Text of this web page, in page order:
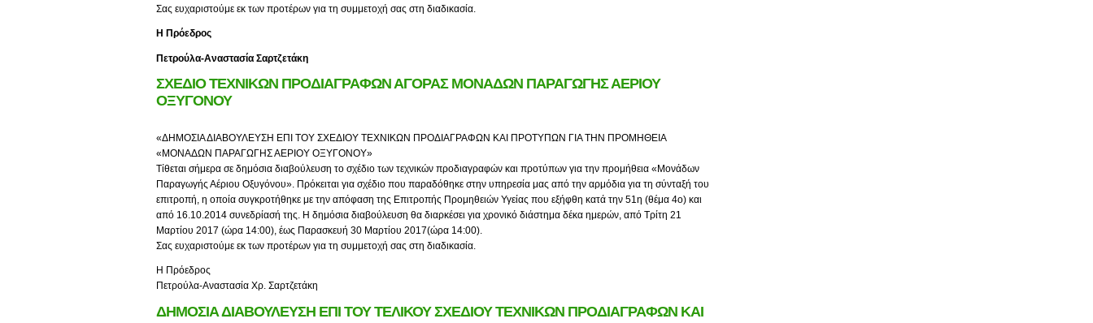
Σας ευχαριστούμε εκ των προτέρων για τη συμμετοχή σας στη διαδικασία.
Η Πρόεδρος
Πετρούλα-Αναστασία Σαρτζετάκη
ΣΧΕΔΙΟ ΤΕΧΝΙΚΩΝ ΠΡΟΔΙΑΓΡΑΦΩΝ ΑΓΟΡΑΣ ΜΟΝΑΔΩΝ ΠΑΡΑΓΩΓΗΣ ΑΕΡΙΟΥ
ΟΞΥΓΟΝΟΥ
«ΔΗΜΟΣΙΑ ΔΙΑΒΟΥΛΕΥΣΗ ΕΠΙ ΤΟΥ ΣΧΕΔΙΟΥ ΤΕΧΝΙΚΩΝ ΠΡΟΔΙΑΓΡΑΦΩΝ ΚΑΙ ΠΡΟΤΥΠΩΝ ΓΙΑ ΤΗΝ ΠΡΟΜΗΘΕΙΑ
«ΜΟΝΑΔΩΝ ΠΑΡΑΓΩΓΗΣ ΑΕΡΙΟΥ ΟΞΥΓΟΝΟΥ»
Τίθεται σήμερα σε δημόσια διαβούλευση το σχέδιο των τεχνικών προδιαγραφών και προτύπων για την προμήθεια «Μονάδων
Παραγωγής Αέριου Οξυγόνου». Πρόκειται για σχέδιο που παραδόθηκε στην υπηρεσία μας από την αρμόδια για τη σύνταξή του
επιτροπή, η οποία συγκροτήθηκε με την απόφαση της Επιτροπής Προμηθειών Υγείας που εξήφθη κατά την 51η (θέμα 4ο) και
από 16.10.2014 συνεδρίασή της. Η δημόσια διαβούλευση θα διαρκέσει για χρονικό διάστημα δέκα ημερών, από Τρίτη 21
Μαρτίου 2017 (ώρα 14:00), έως Παρασκευή 30 Μαρτίου 2017(ώρα 14:00).
Σας ευχαριστούμε εκ των προτέρων για τη συμμετοχή σας στη διαδικασία.
Η Πρόεδρος
Πετρούλα-Αναστασία Χρ. Σαρτζετάκη
ΔΗΜΟΣΙΑ ΔΙΑΒΟΥΛΕΥΣΗ ΕΠΙ ΤΟΥ ΤΕΛΙΚΟΥ ΣΧΕΔΙΟΥ ΤΕΧΝΙΚΩΝ ΠΡΟΔΙΑΓΡΑΦΩΝ ΚΑΙ